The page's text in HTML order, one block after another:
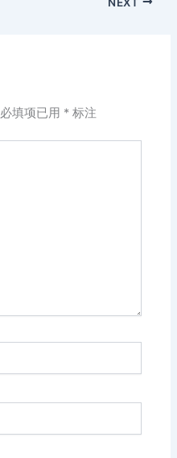
必填项已用 * 标注